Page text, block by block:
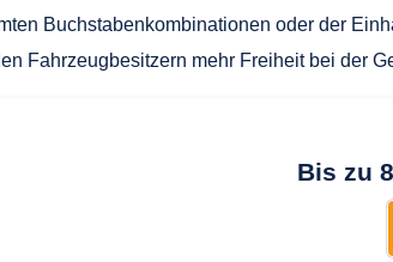
Buchstabenkombinationen oder der
Fahrzeugbesitzern mehr Freiheit bei der
Bis zu